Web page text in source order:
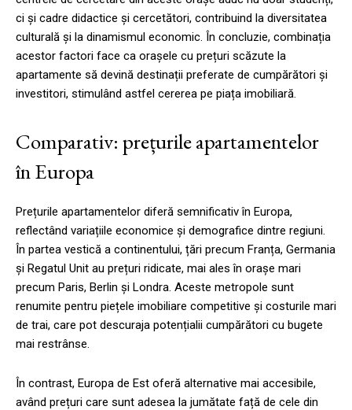
ci și cadre didactice și cercetători, contribuind la diversitatea
culturală și la dinamismul economic. În concluzie, combinația
acestor factori face ca orașele cu prețuri scăzute la
apartamente să devină destinații preferate de cumpărători și
investitori, stimulând astfel cererea pe piața imobiliară.
Comparativ: prețurile apartamentelor
în Europa
Prețurile apartamentelor diferă semnificativ în Europa,
reflectând variațiile economice și demografice dintre regiuni.
În partea vestică a continentului, țări precum Franța, Germania
și Regatul Unit au prețuri ridicate, mai ales în orașe mari
precum Paris, Berlin și Londra. Aceste metropole sunt
renumite pentru piețele imobiliare competitive și costurile mari
de trai, care pot descuraja potențialii cumpărători cu bugete
mai restrânse.
În contrast, Europa de Est oferă alternative mai accesibile,
având prețuri care sunt adesea la jumătate față de cele din